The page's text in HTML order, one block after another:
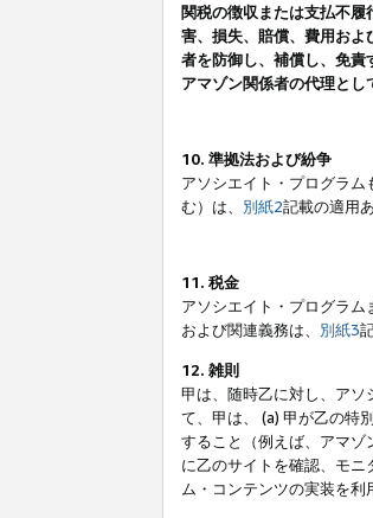
関税の徴収または支払不履
害、損失、賠償、費用お
者を防御し、補償し、免
アマゾン関係者の代理とし
10. 準拠法および紛争
アソシエイト・プログラ
む）は、 別紙2記載の適用
11. 税金
アソシエイト・プログラ
および関連義務は、 別紙3
12. 雑則
甲は、随時乙に対し、アソ
て、甲は、 (a) 甲が乙の特
すること（例えば、アマゾ
に乙のサイトを確認、モ
ム・コンテンツの実装を利